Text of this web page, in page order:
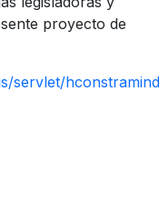
proyecto de
servlet/